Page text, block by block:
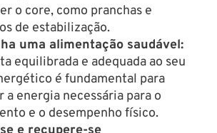
o core, como pranchas e
de estabilização.
uma alimentação saudável:
equilibrada e adequada ao seu
é fundamental para
a energia necessária para o
e o desempenho físico.